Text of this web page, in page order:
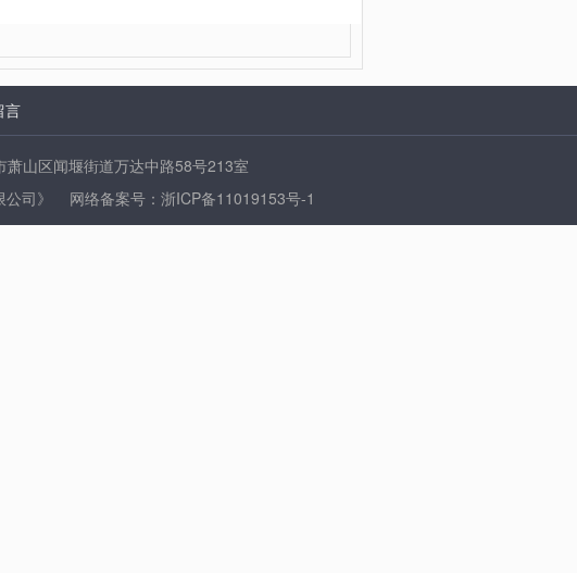
言
山区闻堰街道万达中路58号213室
公司》 网络备案号：浙ICP备11019153号-1